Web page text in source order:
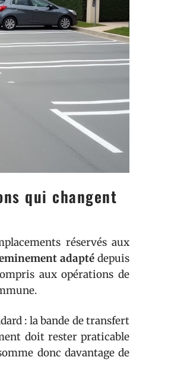
qui changent
réservés aux
adaptédepuis
aux opérations de
: la bande de transfert
doit rester praticable
donc davantage de